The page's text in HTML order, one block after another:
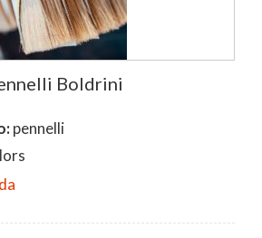
Boldrini
pennelli